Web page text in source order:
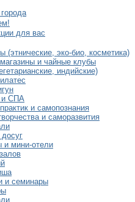
для вас
(этнические, эко-био, косметика)
и чайные клубы
индийские)
и СПА
и самопознания
и саморазвития
и мини-отели
и семинары